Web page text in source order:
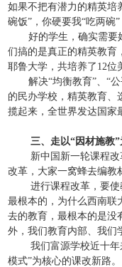
如果不把有潜力的精英培
碗饭”，你硬要我“吃两碗
好的学生，确实需要
们搞的是真正的精英教育
耶鲁大学，共培养了 12位
解决“均衡教育”、“
的民办学校，精英教育、
揽起来，全世界发达国家
三、走以“因材施教
新中国新一轮课程
改革，大家一窝蜂去编教
进行课程改革，要
最根本的，为什么西南联
去的教育，最根本的是没
外，我们教育内部、我们
我们富源学校近十
模式”为核心的课改新路。